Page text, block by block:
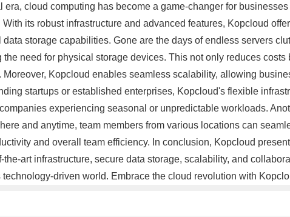
era, cloud computing has become a game-changer for
its robust infrastructure and advanced features, Kopcloud
storage capabilities. Gone are the days of endless servers
the need for physical storage devices. This not only reduces
Moreover, Kopcloud enables seamless scalability, allowing
startups or established enterprises, Kopcloud's flexible
experiencing seasonal or unpredictable workloads.
and anytime, team members from various locations can
and overall team efficiency. In conclusion, Kopcloud
the-art infrastructure, secure data storage, scalability, and
driven world. Embrace the cloud revolution with